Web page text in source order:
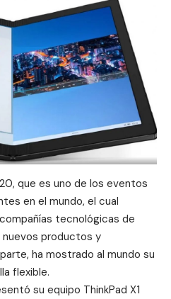
que es uno de los eventos
en el mundo, el cual
tecnológicas de
nuevos productos y
ha mostrado al mundo su
flexible.
su equipo ThinkPad X1